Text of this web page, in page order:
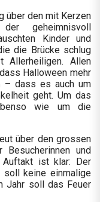
über den mit Kerzen
geheimnisvoll
Kinder und
die Brücke schlug
Allerheiligen. Allen
Halloween mehr
– dass es auch um
geht. Um das
wie um die
über den grossen
und
Auftakt ist klar: Der
soll keine einmalige
Jahr soll das Feuer